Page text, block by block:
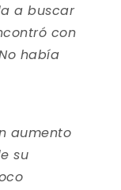
a buscar
con
había
aumento
su